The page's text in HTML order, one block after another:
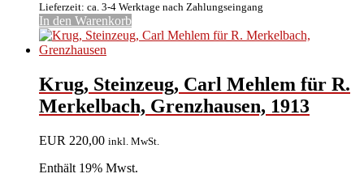
Lieferzeit: ca. 3-4 Werktage nach Zahlungseingang
In den Warenkorb
Krug, Steinzeug, Carl Mehlem für R.
Merkelbach, Grenzhausen, 1913
EUR 220,00 inkl. MwSt.
Enthält 19% Mwst.